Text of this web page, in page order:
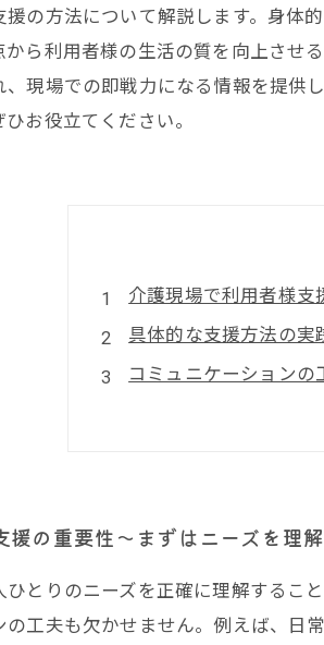
援の方法について解説します。身体
ら利用者様の生活の質を向上させ
現場での即戦力になる情報を提供
お役立てください。
介護現場で利用者様支
具体的な支援方法の実
コミュニケーションの
生活環境の調整がも
今日から実践できる
の重要性〜まずはニーズを理
とりのニーズを正確に理解するこ
の工夫も欠かせません。例えば、